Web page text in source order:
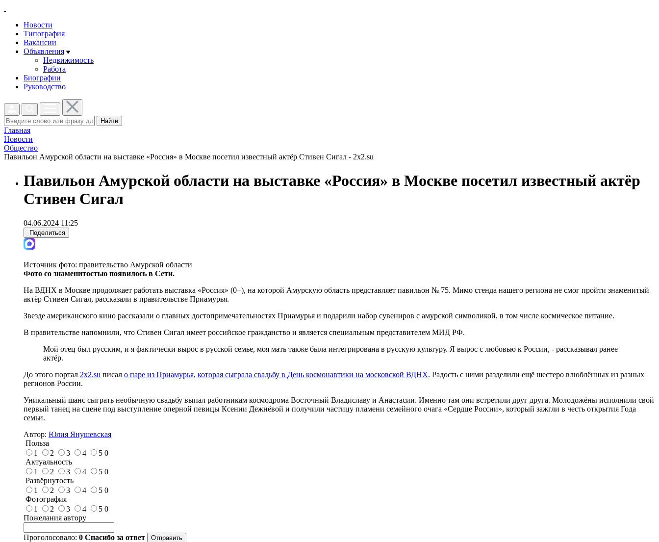
Новости
Типография
Вакансии
Объявления
Недвижимость
Работа
Биографии
Руководство
Найти
Главная
Новости
Общество
Павильон Амурской области на выставке «Россия» в Москве посетил известный актёр Стивен Сигал - 2x2.su
Павильон Амурской области на выставке «Россия» в Москве посетил известный актёр
Стивен Сигал
04.06.2024 11:25
Поделиться
Источник фото: правительство Амурской области
Фото со знаменитостью появилось в Сети.
На ВДНХ в Москве продолжает работать выставка «Россия» (0+), на которой Амурскую область представляет павильон № 75. Мимо стенда нашего региона не смог пройти знаменитый
актёр Стивен Сигал, рассказали в правительстве Приамурья.
Звезде американского кино рассказали о главных достопримечательностях Приамурья и подарили набор сувениров с амурской символикой, в том числе космическое питание.
В правительстве напомнили, что Стивен Сигал имеет российское гражданство и является специальным представителем МИД РФ.
Мой отец был русским, и я фактически вырос в русской семье, моя мать также была интегрирована в русскую культуру. Я вырос с любовью к России, - рассказывал ранее
актёр.
До этого портал 2x2.su писал о паре из Приамурья, которая сыграла свадьбу в День космонавтики на московской ВДНХ. Радость с ними разделили ещё шестеро влюблённых из разных
регионов России.
Уникальный шанс сыграть необычную свадьбу выпал работникам космодрома Восточный Владиславу и Анастасии. Именно там они встретили друг друга. Молодожёны исполнили свой
первый танец на сцене под выступление оперной певицы Ксении Дежнёвой и получили частицу пламени семейного очага «Сердце России», который зажгли в честь открытия Года
семьи.
Автор: Юлия Янушевская
Польза
1
2 3 4 5 0
Актуальность
1
2 3 4 5 0
Развёрнутость
1
2 3 4 5 0
Фотография
1
2 3 4 5 0
Пожелания автору
Проголосовало: 0 Спасибо за ответ